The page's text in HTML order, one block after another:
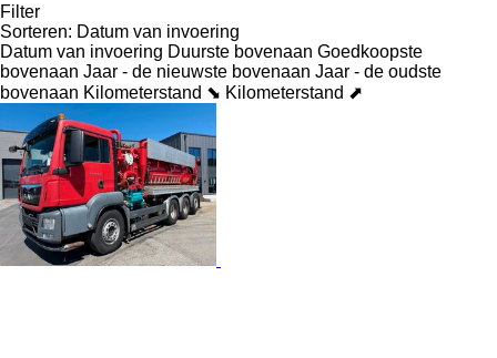
Filter
Sorteren: Datum van invoering
Datum van invoering Duurste bovenaan Goedkoopste
bovenaan Jaar - de nieuwste bovenaan Jaar - de oudste
bovenaan Kilometerstand ⬊ Kilometerstand ⬈